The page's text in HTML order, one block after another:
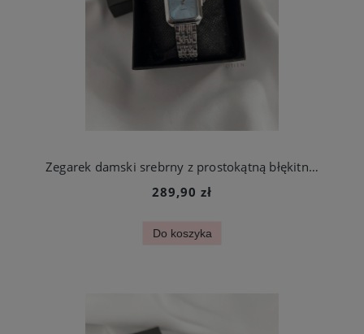
Zegarek damski srebrny z prostokątną błękitną kopertą stal chirurgiczna
289,90 zł
Do koszyka